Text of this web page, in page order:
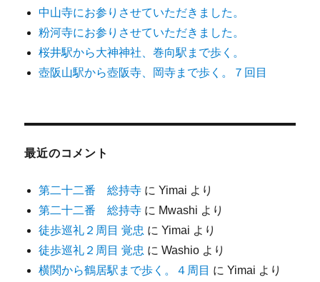
中山寺にお参りさせていただきました。
粉河寺にお参りさせていただきました。
桜井駅から大神神社、巻向駅まで歩く。
壺阪山駅から壺阪寺、岡寺まで歩く。７回目
最近のコメント
第二十二番 総持寺 にYimai より
第二十二番 総持寺 に Mwashi より
徒歩巡礼２周目 覚忠 にYimai より
徒歩巡礼２周目 覚忠 にWashio より
横関から鶴居駅まで歩く。４周目 にYimai より